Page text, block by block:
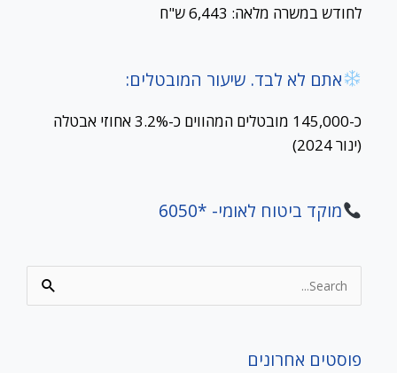
לחודש במשרה מלאה: 6,443 ש"ח
אתם לא לבד. שיעור המובטלים:
כ-145,000 מובטלים המהווים כ-3.2% אחוזי אבטלה
(ינור 2024)
מוקד ביטוח לאומי- *6050
Search
for:
פוסטים אחרונים